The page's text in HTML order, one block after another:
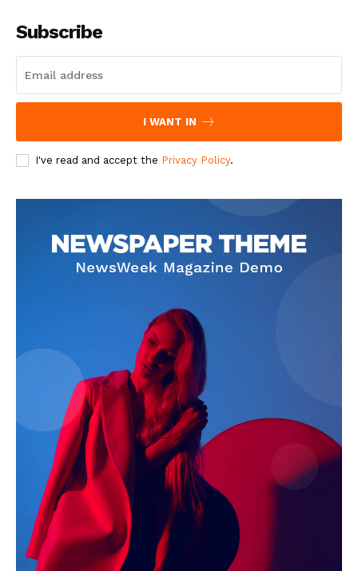
Jagruk Janta
Subscribe
I WANT IN
I've read and accept the Privacy Policy.